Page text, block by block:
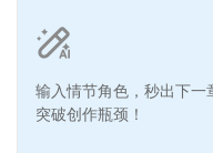
输入情节角色，秒出下
突破创作瓶颈！